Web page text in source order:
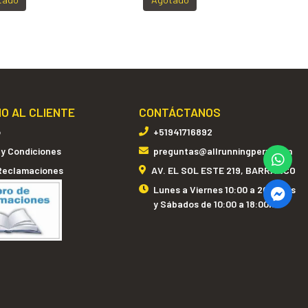
AL CLIENTE
Condiciones
CONTÁCTANOS
+51941716892
preguntas@allrunningperu.com
AV. EL SOL ESTE 219, BARRANCO
Lunes a Viernes 10:00 a 20:00hrs
y Sábados de 10:00 a 18:00hrs